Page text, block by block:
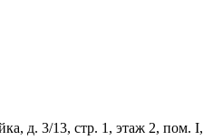
д. 3/13, стр. 1, этаж 2, пом. I,